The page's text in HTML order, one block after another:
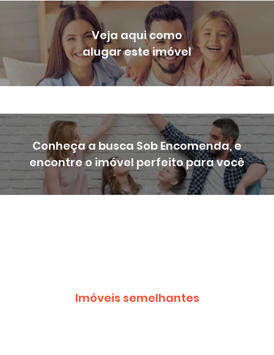
Cadastrar
Veja aqui como
alugar este imóvel
Conheça a busca Sob Encomenda, e
encontre o imóvel perfeito para você
Imóveis semelhantes